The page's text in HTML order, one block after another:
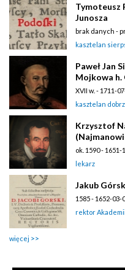
Tymoteusz
Junosza
brak danych -
kasztelan
Paweł Jan
Mojkowa h.
XVII w. - 1711-
kasztelan
Krzysztof
ok. 1590 - 1651-
lekarz
Jakub
1585 - 1652-03-
rektor
więcej